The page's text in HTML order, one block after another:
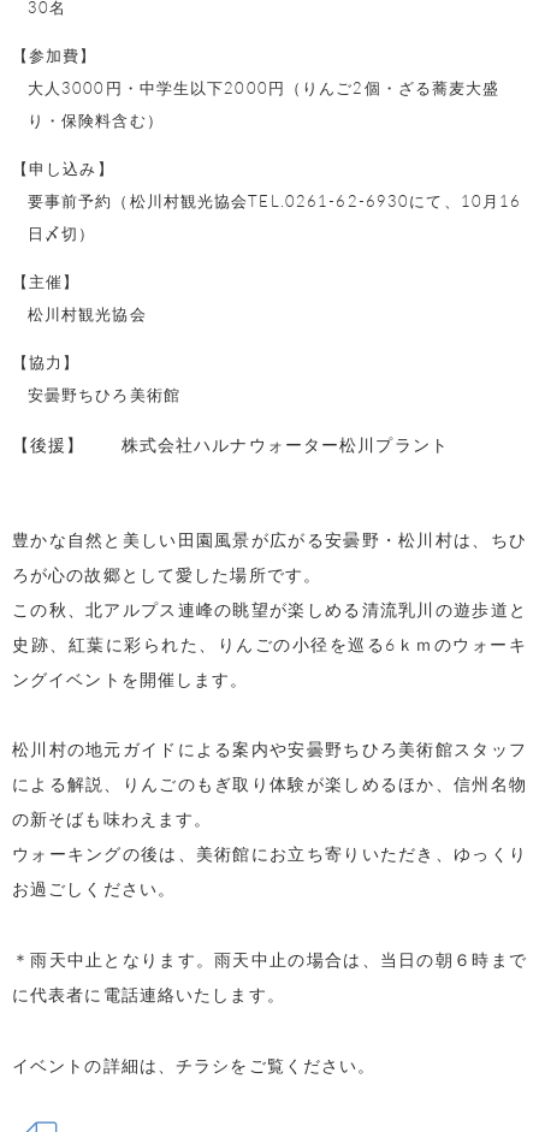
30名
【参加費】
大人3000円・中学生以下2000円（りんご2個・ざる蕎麦大盛
り・保険料含む）
【申し込み】
要事前予約（松川村観光協会TEL.0261-62-6930にて、10月16
日〆切）
【主催】
松川村観光協会
【協力】
安曇野ちひろ美術館
【後援】 株式会社ハルナウォーター松川プラント
豊かな自然と美しい田園風景が広がる安曇野・松川村は、ちひ
ろが心の故郷として愛した場所です。
この秋、北アルプス連峰の眺望が楽しめる清流乳川の遊歩道と
史跡、紅葉に彩られた、りんごの小径を巡る6ｋｍのウォーキ
ングイベントを開催します。
松川村の地元ガイドによる案内や安曇野ちひろ美術館スタッフ
による解説、りんごのもぎ取り体験が楽しめるほか、信州名物
の新そばも味わえます。
ウォーキングの後は、美術館にお立ち寄りいただき、ゆっくり
お過ごしください。
＊雨天中止となります。雨天中止の場合は、当日の朝６時まで
に代表者に電話連絡いたします。
イベントの詳細は、チラシをご覧ください。